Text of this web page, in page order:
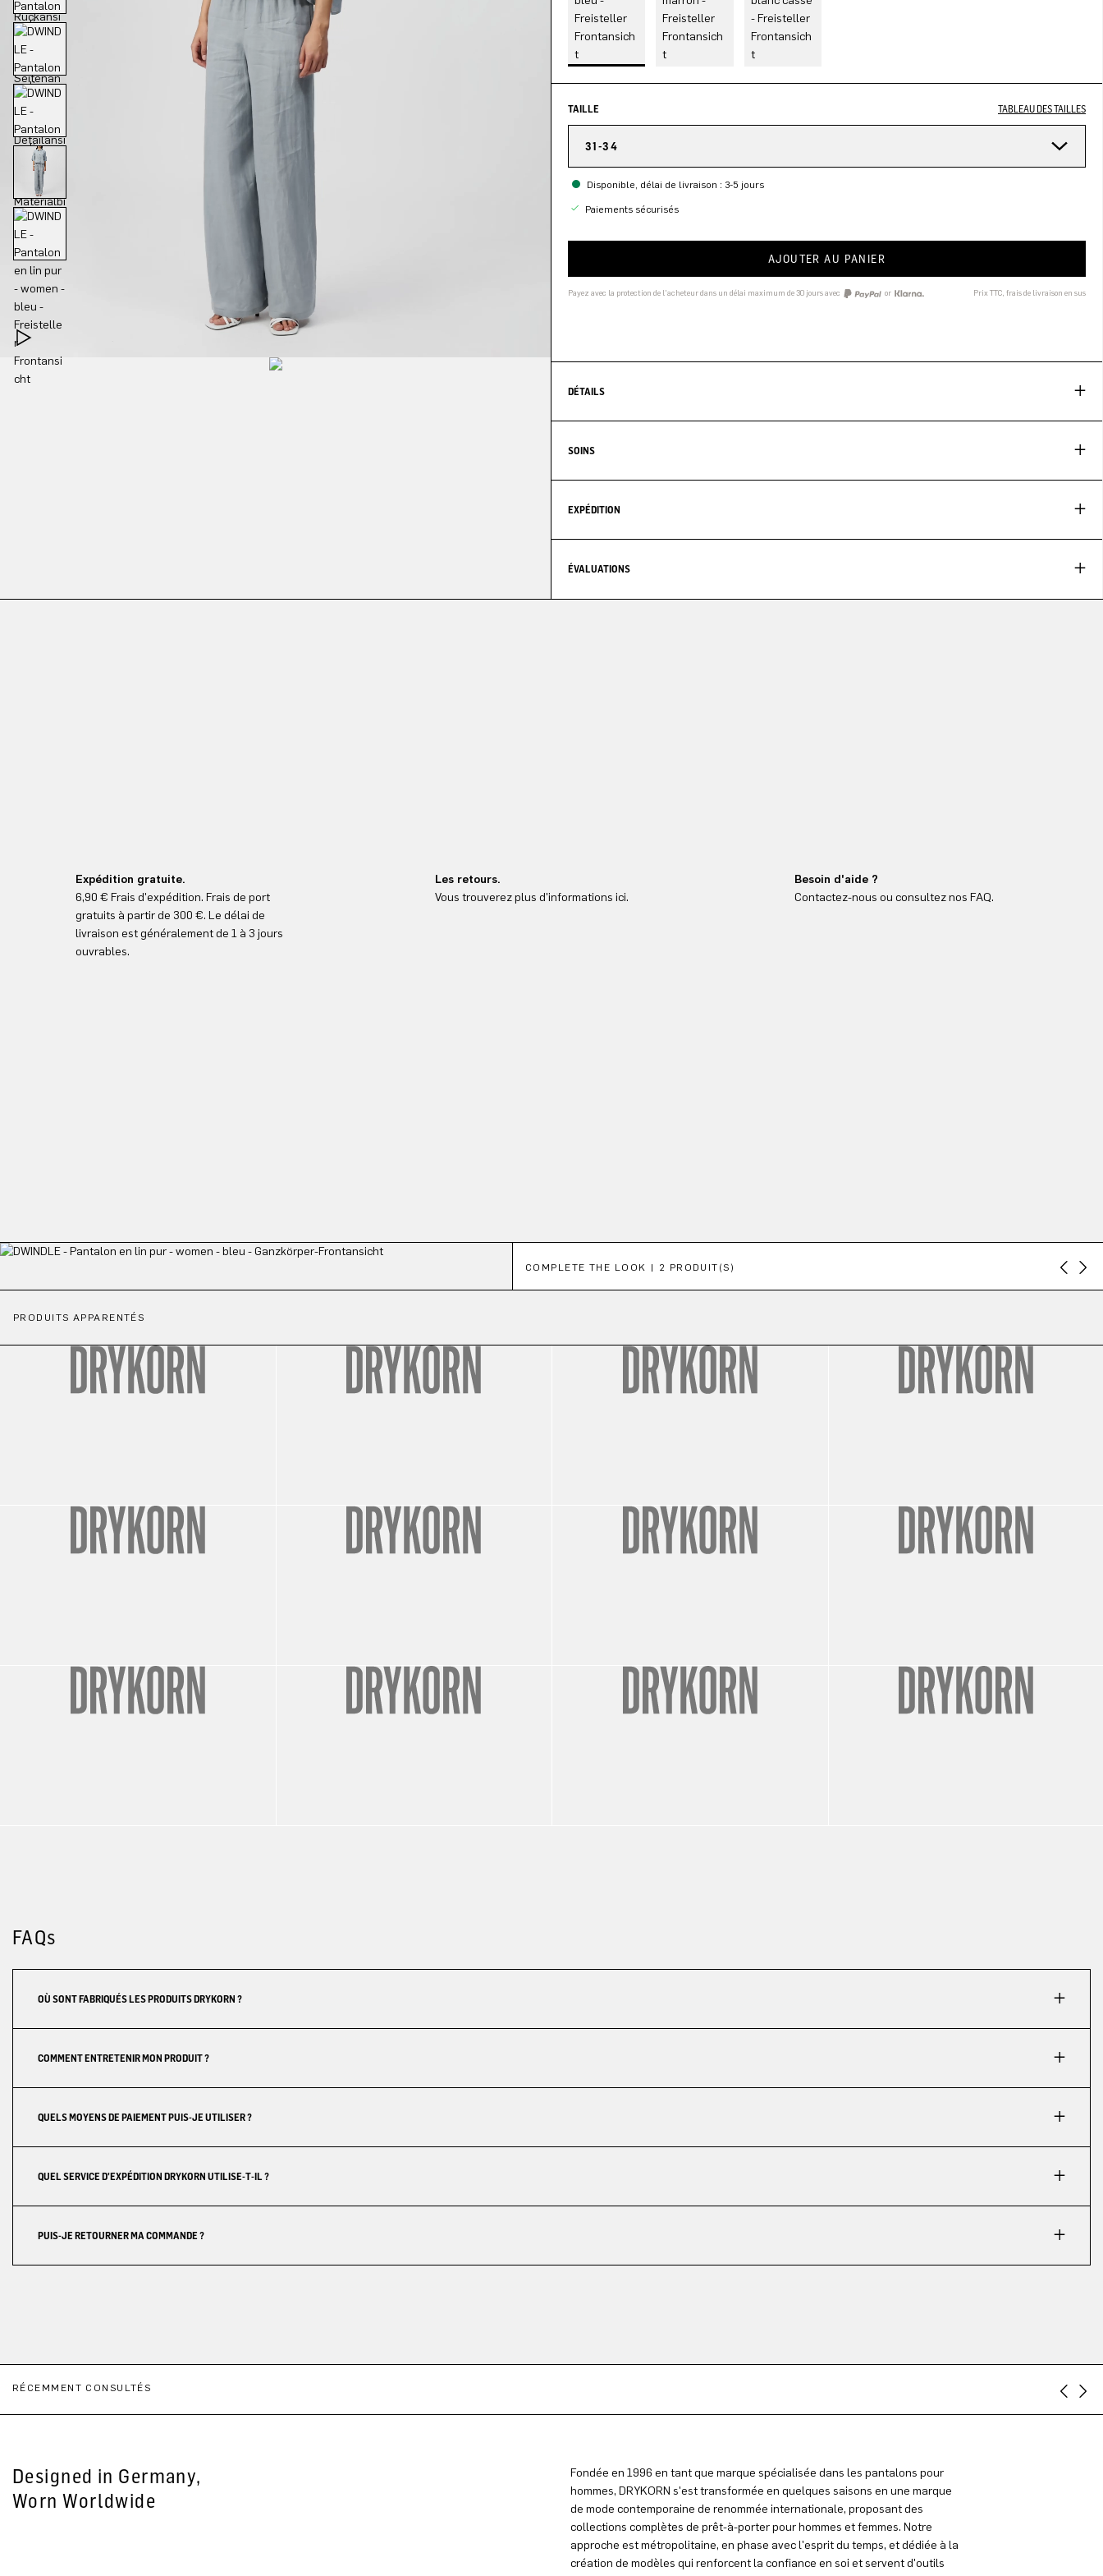
TAILLE TABLEAU DES TAILLES
31-34
Disponible, délai de livraison : 3-5 jours
Paiements sécurisés
AJOUTER AU PANIER
Payez avec la protection de l'acheteur dans un délai maximum de 30 jours avec or Prix TTC, frais de livraison en sus
DÉTAILS
SOINS
EXPÉDITION
ÉVALUATIONS
Expédition gratuite.
6,90 € Frais d'expédition. Frais de port
gratuits à partir de 300 €. Le délai de
livraison est généralement de 1 à 3 jours
ouvrables.
Les retours.
Vous trouverez plus d'informations ici.
Besoin d'aide ?
Contactez-nous ou consultez nos FAQ.
COMPLETE THE LOOK | 2 PRODUIT(S)
PRODUITS APPARENTÉS
FAQs
OÙ SONT FABRIQUÉS LES PRODUITS DRYKORN ?
COMMENT ENTRETENIR MON PRODUIT ?
QUELS MOYENS DE PAIEMENT PUIS-JE UTILISER ?
QUEL SERVICE D'EXPÉDITION DRYKORN UTILISE-T-IL ?
PUIS-JE RETOURNER MA COMMANDE ?
RÉCEMMENT CONSULTÉS
Designed in Germany,
Worn Worldwide
Fondée en 1996 en tant que marque spécialisée dans les pantalons pour
hommes, DRYKORN s'est transformée en quelques saisons en une marque
de mode contemporaine de renommée internationale, proposant des
collections complètes de prêt-à-porter pour hommes et femmes. Notre
approche est métropolitaine, en phase avec l'esprit du temps, et dédiée à la
création de modèles qui renforcent la confiance en soi et servent d'outils